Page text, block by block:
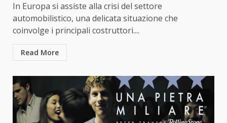
In Europa si assiste alla crisi del settore
automobilistico, una delicata situazione che
coinvolge i principali costruttori....
Read More